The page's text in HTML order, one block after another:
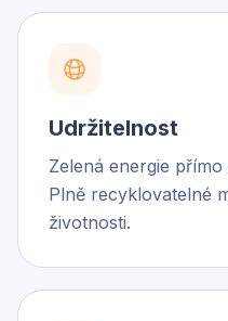
Udržitelnost
Zelená energie
Plně recyklovatelné
životnosti.